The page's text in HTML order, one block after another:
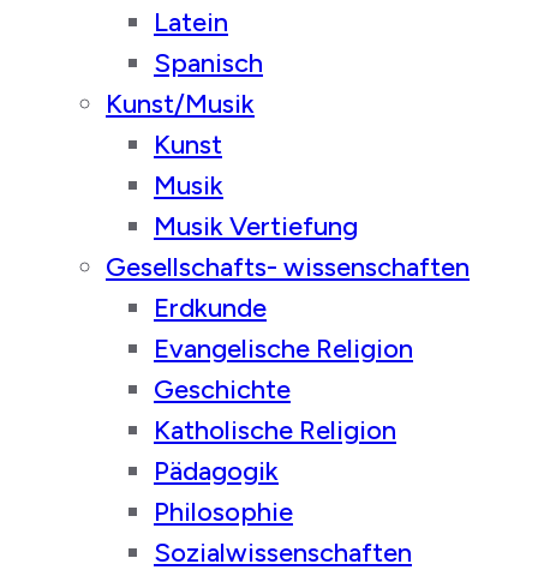
Latein
Spanisch
Kunst/Musik
Kunst
Musik
Musik Vertiefung
Gesellschafts- wissenschaften
Erdkunde
Evangelische Religion
Geschichte
Katholische Religion
Pädagogik
Philosophie
Sozialwissenschaften